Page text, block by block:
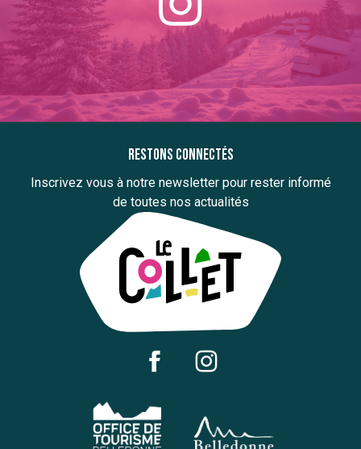
Restons connectés
Inscrivez vous à notre newsletter pour rester informé
de toutes nos actualités